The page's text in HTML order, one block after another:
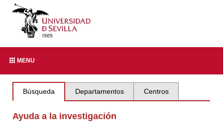
MENU
Búsqueda Departamentos Centros
Ayuda a la investigación